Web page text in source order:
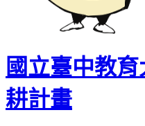
國立臺中教
耕計畫